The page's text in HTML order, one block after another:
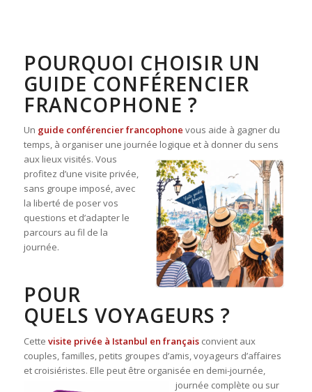
POURQUOI CHOISIR UN
GUIDE CONFÉRENCIER
FRANCOPHONE ?
Un guide conférencier francophone vous aide à gagner du
temps, à organiser une journée logique et à donner du sens
aux lieux visités. Vous
profitez d’une visite privée,
sans groupe imposé, avec
la liberté de poser vos
questions et d’adapter le
parcours au fil de la
journée.
POUR
QUELS VOYAGEURS ?
Cette visite privée à Istanbul en françaisconvient aux
couples, familles, petits groupes d’amis, voyageurs d’affaires
et croisiéristes. Elle peut être organisée en demi-journée,
journée complète ou sur